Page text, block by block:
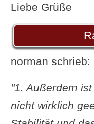
Liebe Grüße
norman schrieb:
"1. Außerdem
nicht wirklich